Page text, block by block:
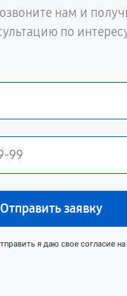
нам и
по
Отправить заявку
я даю свое согласие